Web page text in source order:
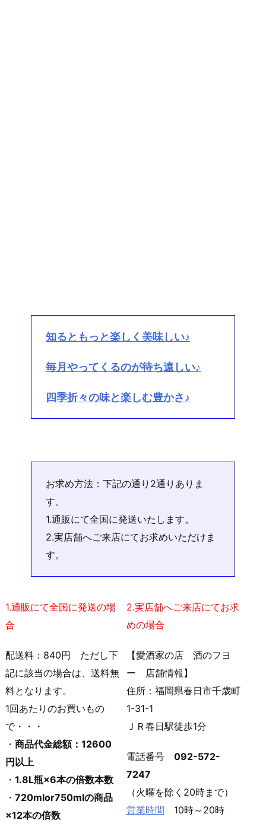
知るともっと楽しく美味しい♪
毎月やってくるのが待ち遠しい♪
四季折々の味と楽しむ豊かさ♪
お求め方法：下記の通り2通りありま
す。
1.通販にて全国に発送いたします。
2.実店舗へご来店にてお求めいただけま
す。
1.通販にて全国に発送の場
合
配送料：840円 ただし下
記に該当の場合は、送料無
料となります。
1回あたりのお買いもの
で・・・
・ 商品代金総額：12600
円以上
・ 1.8L瓶×6本の倍数本数
・ 720mlor750mlの商品
×12本の倍数
2.実店舗へご来店にてお求
めの場合
【愛酒家の店 酒のフヨ
ー 店舗情報】
住所：福岡県春日市千歳町
1-31-1
ＪＲ春日駅徒歩1分
電話番号 092-572-
7247
（火曜を除く20時まで）
営業時間 10時～20時